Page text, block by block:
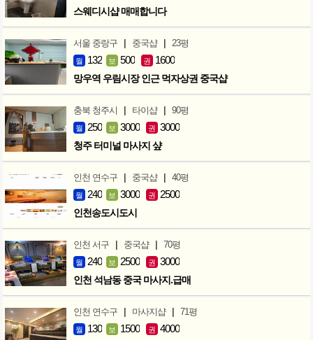
스웨디시샵 매매합니다
서울 중랑구 | 중국샵 | 23평
월 132 보 500 권 1600
망우역 우림시장 인근 먹자상권 중국샵
충북 청주시 | 타이샵 | 90평
월 250 보 3000 권 3000
청주 터미널 마사지 샾
인천 연수구 | 중국샵 | 40평
월 240 보 3000 권 2500
인천송도시도시
인천 서구 | 중국샵 | 70평
월 240 보 2500 권 3000
인천 석남동 중국 마사지.급매
인천 연수구 | 마사지샵 | 71평
월 130 보 1500 권 4000